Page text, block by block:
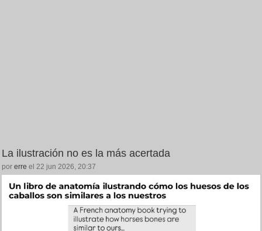
La ilustración no es la más acertada
por erre el 22 jun 2026, 20:37